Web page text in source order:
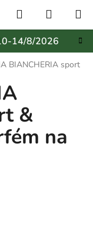
14/8/2026
Hledat
KOŠÍK
BIANCHERIA sport
&
na